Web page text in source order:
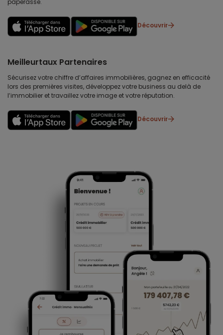
paperasse.
Découvrir
Meilleurtaux Partenaires
Sécurisez votre chiffre d’affaires immobilières, gagnez en efficacité
lors des premières visites, développez votre business au delà de
l’immobilier et travaillez votre image et votre réputation.
Découvrir